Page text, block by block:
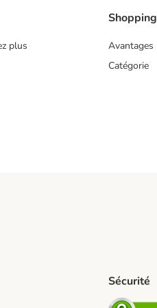
plus
Shopping
Avantages
Catégorie
Methodrelay Shipping Method
Sécurité